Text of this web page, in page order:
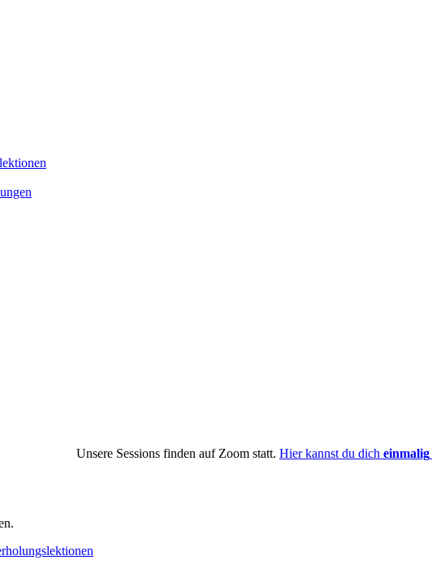
Unsere Sessions finden auf Zoom statt. Hier kannst du dich einmalig